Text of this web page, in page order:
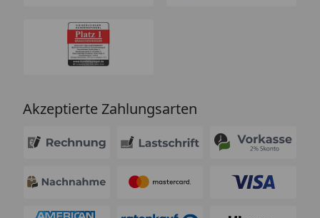
Akzeptierte Zahlungsarten